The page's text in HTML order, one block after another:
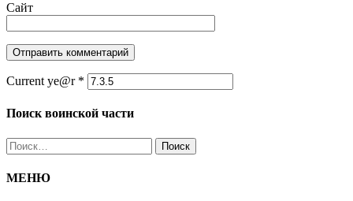
Сайт
Current ye@r *
Поиск воинской части
Найти:
МЕНЮ